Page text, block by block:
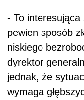
- To
pewien sposób
niskiego
dyrektor
jednak, że
wymaga